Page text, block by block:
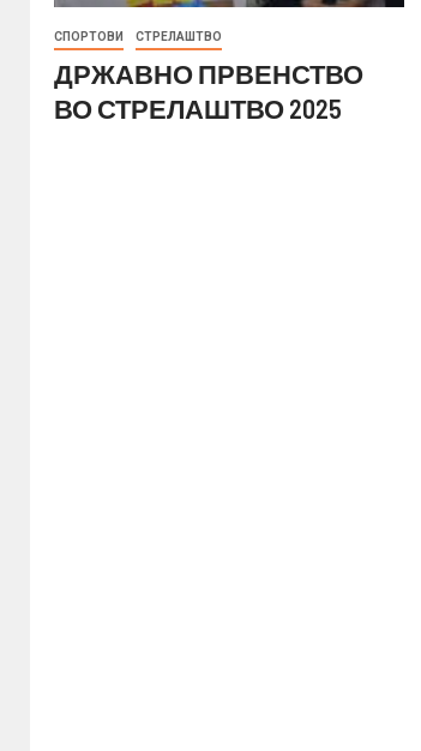
СПОРТОВИ СТРЕЛАШТВО
ДРЖАВНО ПРВЕНСТВО
ВО СТРЕЛАШТВО 2025